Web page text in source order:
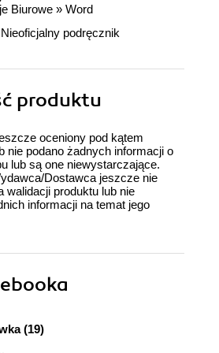
Biurowe » Word
Nieoficjalny podręcznik
produktu
oceniony pod kątem
nie podano żadnych informacji o
lub są one niewystarczające.
Dostawca jeszcze nie
walidacji produktu lub nie
informacji na temat jego
ebooka
(19)